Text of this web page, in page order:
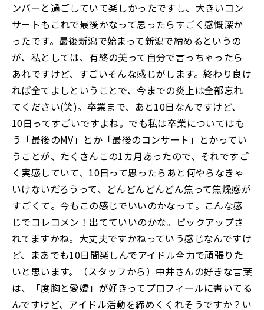
ンバーと過ごしていて楽しかったですし、大きいコン
サートもこれで最後かなって思ったらすごく感慨深か
ったです。最後新潟で始まって新潟で締めるというの
が、私としては、有終の美って自分で言っちゃったら
あれですけど、すごいそんな感じがします。終わり良け
れば全てよしということで、今までの炎上は全部忘れ
てください(笑)。卒業まで、あと10日なんですけど、
10日ってすごいですよね。でも私は卒業についてはも
う「最後のMV」とか「最後のコンサート」とかってい
うことが、たくさんこの1カ月あったので、それですご
く実感していて、10日って思ったらあと何やらなきゃ
いけないだろうって、どんどんどんどん焦って焦燥感が
すごくて。今もこの感じでいいのかなって。こんな感
じでコレコメン！出てていいのかな。ピックアップさ
れてますかね。大丈夫ですかねっていう感じなんですけ
ど、まあでも10日間楽しんでアイドル全力で頑張りた
いと思います。（スタッフから）中井さんの好きな言葉
は、「度胸と愛嬌」が好きってプロフィールに書いてる
んですけど、アイドル活動を締めくくれそうですか？い